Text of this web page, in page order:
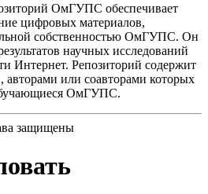
ОмГУПС обеспечивает
цифровых материалов,
собственностью ОмГУПС. Он
научных исследований
Интернет. Репозиторий содержит
или соавторами которых
ОмГУПС.
защищены